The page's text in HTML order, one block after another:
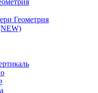
Геометрия